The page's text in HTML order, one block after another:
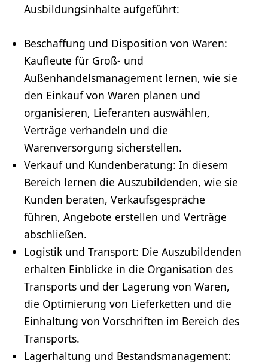
Ausbildungsinhalte aufgeführt:
Beschaffung und Disposition von Waren:
Kaufleute für Groß- und
Außenhandelsmanagement lernen, wie sie
den Einkauf von Waren planen und
organisieren, Lieferanten auswählen,
Verträge verhandeln und die
Warenversorgung sicherstellen.
Verkauf und Kundenberatung: In diesem
Bereich lernen die Auszubildenden, wie sie
Kunden beraten, Verkaufsgespräche
führen, Angebote erstellen und Verträge
abschließen.
Logistik und Transport: Die Auszubildenden
erhalten Einblicke in die Organisation des
Transports und der Lagerung von Waren,
die Optimierung von Lieferketten und die
Einhaltung von Vorschriften im Bereich des
Transports.
Lagerhaltung und Bestandsmanagement: